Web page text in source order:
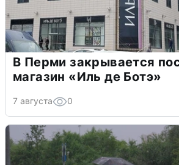
В Перми закрывается
магазин «Иль де Ботэ»
7 августа 0